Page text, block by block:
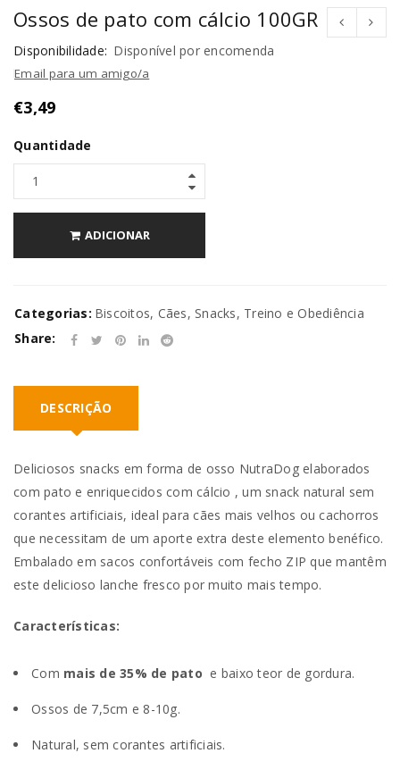
Ossos de pato com cálcio 100GR
Disponibilidade: Disponível por encomenda
Email para um amigo/a
€3,49
Quantidade
ADICIONAR
Categorias: Biscoitos, Cães, Snacks, Treino e Obediência
Share:
DESCRIÇÃO
Deliciosos snacks em forma de osso NutraDog elaborados
com pato e enriquecidos com cálcio , um snack natural sem
corantes artificiais, ideal para cães mais velhos ou cachorros
que necessitam de um aporte extra deste elemento benéfico.
Embalado em sacos confortáveis ​​com fecho ZIP que mantêm
este delicioso lanche fresco por muito mais tempo.
Características:
Com mais de 35% de pato e baixo teor de gordura.
Ossos de 7,5cm e 8-10g.
Natural, sem corantes artificiais.